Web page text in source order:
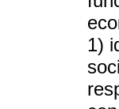
1)